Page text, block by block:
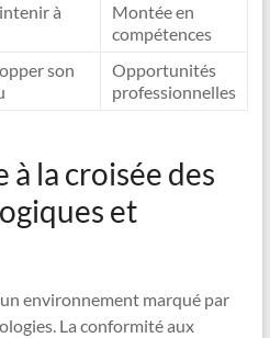
à
Montée en
compétences
son
Opportunités
professionnelles
la croisée des
et
environnement marqué par
La conformité aux